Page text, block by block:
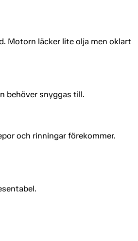
Motorn läcker lite olja men oklart
behöver snyggas till.
och rinningar förekommer.